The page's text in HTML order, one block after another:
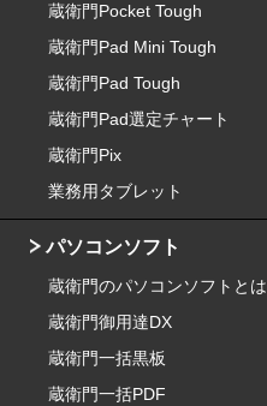
蔵衛門Pocket Tough
蔵衛門Pad Mini Tough
蔵衛門Pad Tough
蔵衛門Pad選定チャート
蔵衛門Pix
業務用タブレット
パソコンソフト
蔵衛門のパソコンソフトとは
蔵衛門御用達DX
蔵衛門一括黒板
蔵衛門一括PDF